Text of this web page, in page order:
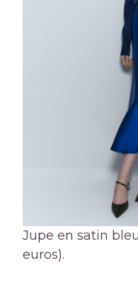
Jupe en satin
euros).